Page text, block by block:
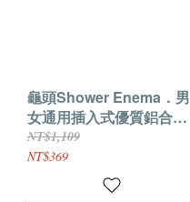
龜頭Shower Enema．男
女通用插入式優質鋁合金
陰肛金屬沖洗器-5噴孔沖
擊-小
NT$1,109
NT$369